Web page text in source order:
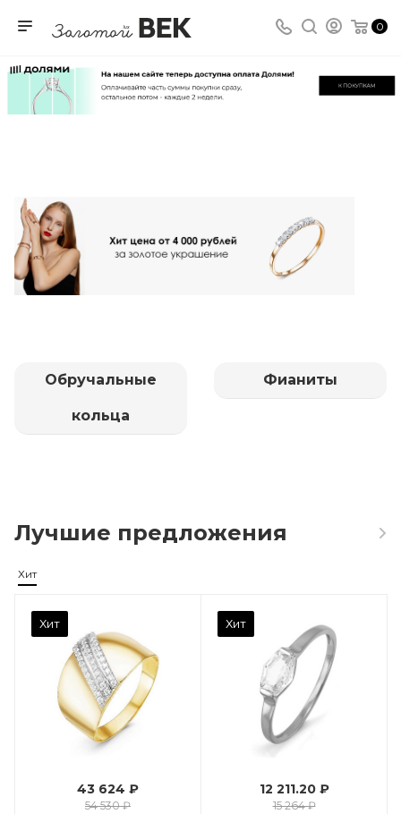
0
Обручальные
кольца
Фианиты
Лучшие предложения
Хит
Хит
43 624 ₽
54 530 ₽
Хит
Вес драгметалла
Марка (бренд)
Дельта
Фианит
Цвет золота
12 211.20 ₽
15 264 ₽